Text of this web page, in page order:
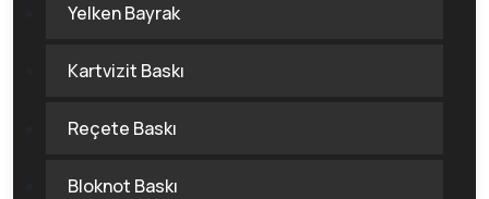
Yelken Bayrak
Kartvizit Baskı
Reçete Baskı
Bloknot Baskı